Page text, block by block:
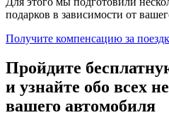
подарков в зависимости от
Получите компенсацию за
Пройдите
и узнайте обо всех
вашего автомобиля